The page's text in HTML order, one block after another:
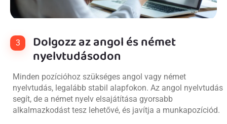
3 Dolgozz az angol és német
nyelvtudásodon
Minden pozícióhoz szükséges angol vagy német
nyelvtudás, legalább stabil alapfokon. Az angol nyelvtudás
segít, de a német nyelv elsajátítása gyorsabb
alkalmazkodást tesz lehetővé, és javítja a munkapozíciód.